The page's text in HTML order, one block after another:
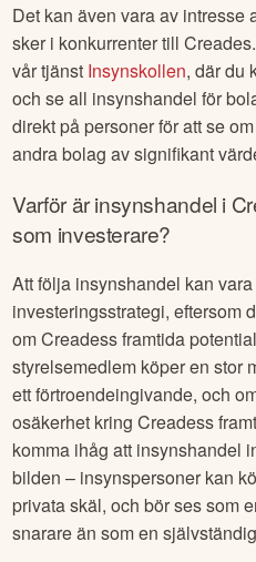
Det kan även vara av intresse
sker i konkurrenter tillCreades
vår tjänst Insynskollen, där du
och se all insynshandel för
direkt på personer för att se
andra bolag av signifikant
Varför är insynshandel i
som investerare?
Att följa insynshandel kan
investeringsstrategi, eftersom
omCreadess framtida
styrelsemedlem köper en stor
ett förtroendeingivande, och
osäkerhet kringCreadess
komma ihåg att insynshandel
bilden – insynspersoner kan
privata skäl, och bör ses som
snarare än som en